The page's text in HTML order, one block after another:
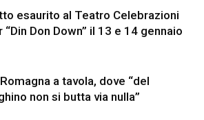
esaurito al Teatro Celebrazioni
“Din Don Down” il 13 e 14 gennaio
a tavola, dove “del
non si butta via nulla”